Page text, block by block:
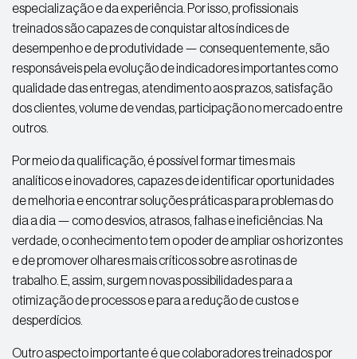
especialização e da experiência. Por isso, profissionais
treinados são capazes de conquistar altos índices de
desempenho e de produtividade — consequentemente, são
responsáveis pela evolução de indicadores importantes como
qualidade das entregas, atendimento aos prazos, satisfação
dos clientes, volume de vendas, participação no mercado entre
outros.
Por meio da qualificação, é possível formar times mais
analíticos e inovadores, capazes de identificar oportunidades
de melhoria e encontrar soluções práticas para problemas do
dia a dia — como desvios, atrasos, falhas e ineficiências. Na
verdade, o conhecimento tem o poder de ampliar os horizontes
e de promover olhares mais críticos sobre as rotinas de
trabalho. E, assim, surgem novas possibilidades para a
otimização de processos e para a redução de custos e
desperdícios.
Outro aspecto importante é que colaboradores treinados por